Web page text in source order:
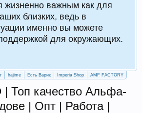
жизненно важным как для
близких, ведь в
именно вы можете
для окружающих.
hajime Есть Варик Imperia Shop AMF FACTORY
Топ качество Альфа-
| Опт | Работа |